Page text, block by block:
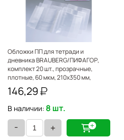
Обложки ПП для тетради и
дневника BRAUBERG/ПИФАГОР,
комплект 20 шт., прозрачные,
плотные, 60 мкм, 210х350 мм,
223486
146,29
В наличии: 8 шт.
- +